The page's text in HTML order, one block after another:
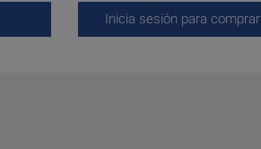
Inicia sesión para comprar